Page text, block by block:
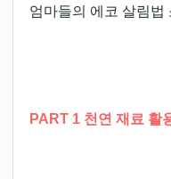
엄마들의 에코 살림법
PART 1 천연 재료 활